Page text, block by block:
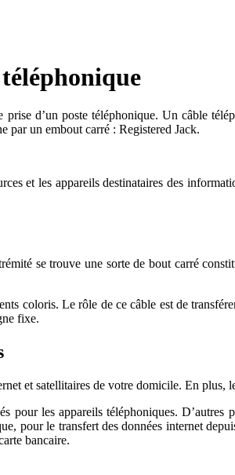
d’un poste téléphonique. Un câble
par un embout carré : Registered Jack.
et les appareils destinataires des
se trouve une sorte de bout carré
coloris. Le rôle de ce câble est de
fixe.
et satellitaires de votre domicile. En plus,
les appareils téléphoniques.
pour le transfert des données internet
bancaire.